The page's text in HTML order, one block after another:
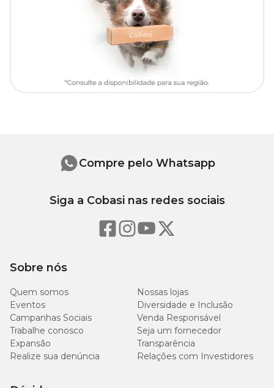
Abra os zíperes, retire os enchimentos, feche os zíperes (para
não danificarem na lavagem);
lave a capa em tanque ou máquina de lavar preferencialmente
Os enchimentos podem ser lavados por imersão
preferencialmente com sabão líquido;
sem torcer para não deformar;
secar em varal, à sombra, na posição horizontal.
47
M 72 57
G 67
Sobre nós
Quem somos
Nossas lojas
Eventos
Diversidade e Inclusão
Campanhas Sociais
Venda Responsável
Trabalhe conosco
Seja um fornecedor
Expansão
Transparência
Realize sua denúncia
Relações com Investidores
Compre pelo Whatsapp
Siga a Cobasi nas redes sociais